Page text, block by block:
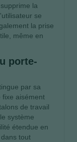
la
se
la prise
même en
porte-
par sa
fixe aisément
de travail
système
étendue en
tout